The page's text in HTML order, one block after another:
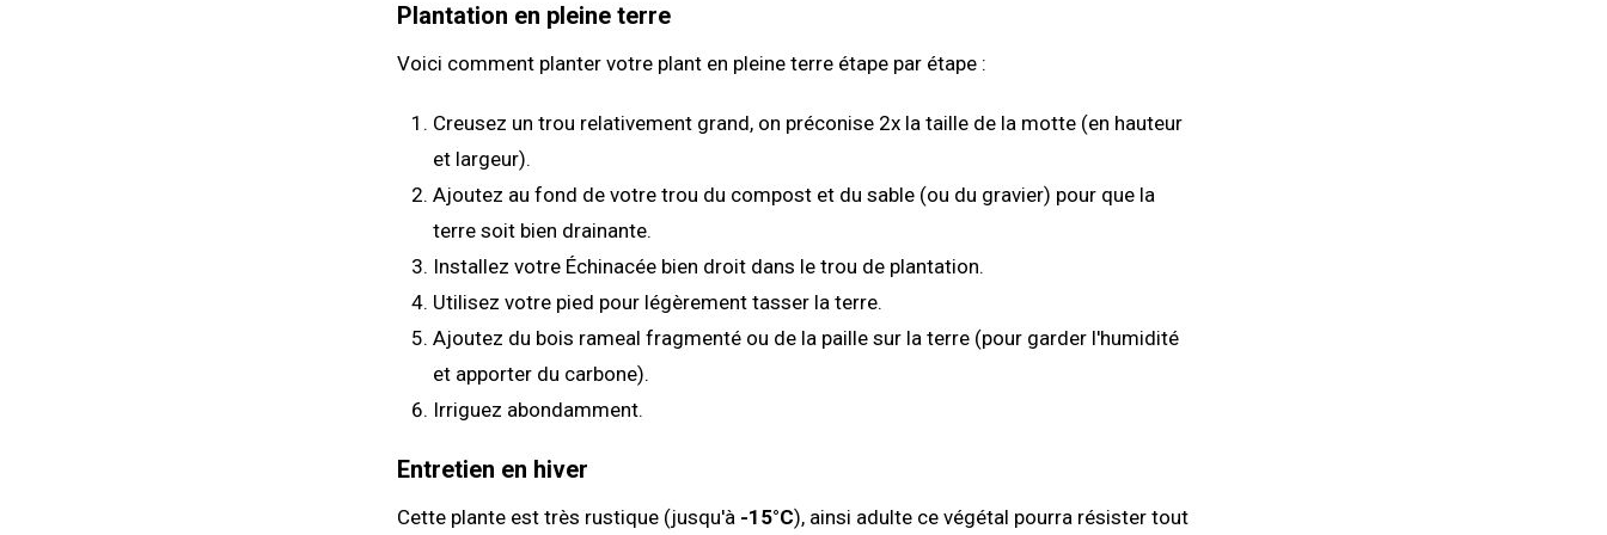
Plantation en pleine terre
Voici comment planter votre plant en pleine terre étape par étape :
Creusez un trou relativement grand, on préconise 2x la taille de la motte (en hauteur
et largeur).
Ajoutez au fond de votre trou du compost et du sable (ou du gravier) pour que la
terre soit bien drainante.
Installez votre Échinacée bien droit dans le trou de plantation.
Utilisez votre pied pour légèrement tasser la terre.
Ajoutez du bois rameal fragmenté ou de la paille sur la terre (pour garder l'humidité
et apporter du carbone).
Irriguez abondamment.
Entretien en hiver
Cette plante est très rustique (jusqu'à -15°C), ainsi adulte ce végétal pourra résister tout